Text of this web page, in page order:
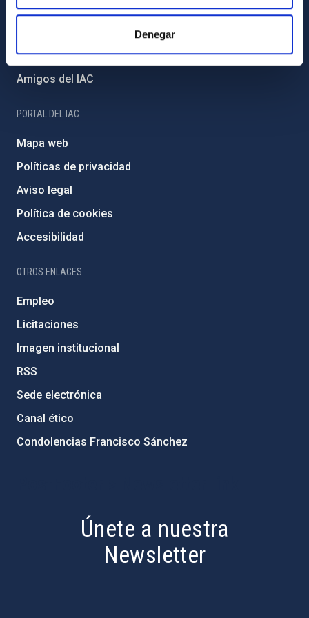
Denegar
Proyectos institucionales
Programa Severo Ochoa
Amigos del IAC
PORTAL DEL IAC
Mapa web
Políticas de privacidad
Aviso legal
Política de cookies
Accesibilidad
OTROS ENLACES
Empleo
Licitaciones
Imagen institucional
RSS
Sede electrónica
Canal ético
Condolencias Francisco Sánchez
Únete a nuestra
Newsletter